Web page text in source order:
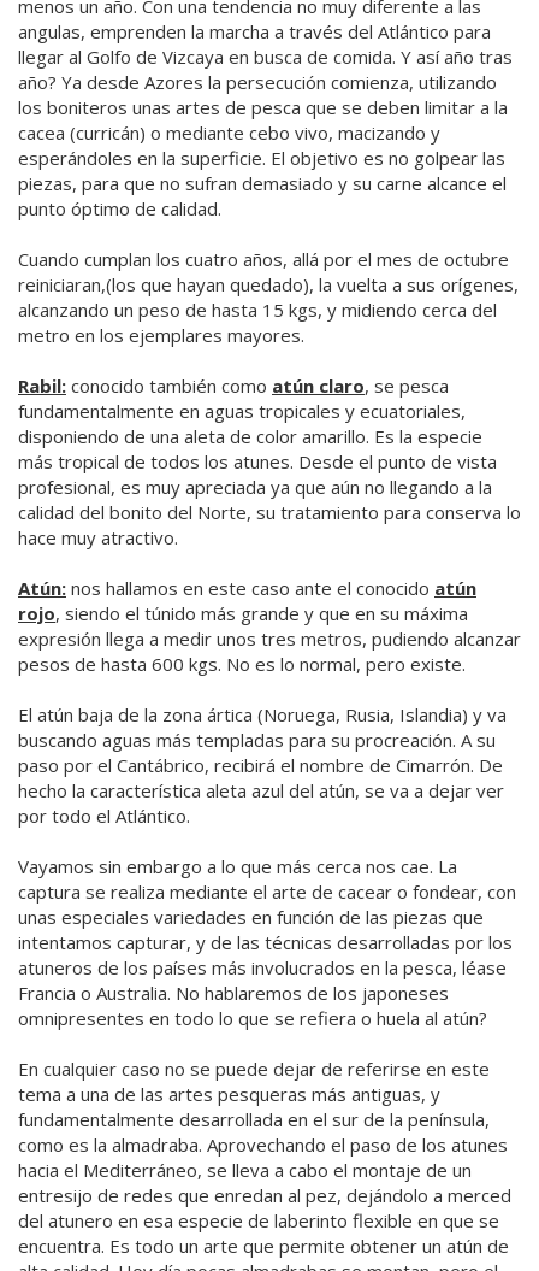
menos un año. Con una tendencia no muy diferente a las
angulas, emprenden la marcha a través del Atlántico para
llegar al Golfo de Vizcaya en busca de comida. Y así año tras
año? Ya desde Azores la persecución comienza, utilizando
los boniteros unas artes de pesca que se deben limitar a la
cacea (curricán) o mediante cebo vivo, macizando y
esperándoles en la superficie. El objetivo es no golpear las
piezas, para que no sufran demasiado y su carne alcance el
punto óptimo de calidad.
Cuando cumplan los cuatro años, allá por el mes de octubre
reiniciaran,(los que hayan quedado), la vuelta a sus orígenes,
alcanzando un peso de hasta 15 kgs, y midiendo cerca del
metro en los ejemplares mayores.
Rabil: conocido también como atún claro, se pesca
fundamentalmente en aguas tropicales y ecuatoriales,
disponiendo de una aleta de color amarillo. Es la especie
más tropical de todos los atunes. Desde el punto de vista
profesional, es muy apreciada ya que aún no llegando a la
calidad del bonito del Norte, su tratamiento para conserva lo
hace muy atractivo.
Atún: nos hallamos en este caso ante el conocido atún
rojo, siendo el túnido más grande y que en su máxima
expresión llega a medir unos tres metros, pudiendo alcanzar
pesos de hasta 600 kgs. No es lo normal, pero existe.
El atún baja de la zona ártica (Noruega, Rusia, Islandia) y va
buscando aguas más templadas para su procreación. A su
paso por el Cantábrico, recibirá el nombre de Cimarrón. De
hecho la característica aleta azul del atún, se va a dejar ver
por todo el Atlántico.
Vayamos sin embargo a lo que más cerca nos cae. La
captura se realiza mediante el arte de cacear o fondear, con
unas especiales variedades en función de las piezas que
intentamos capturar, y de las técnicas desarrolladas por los
atuneros de los países más involucrados en la pesca, léase
Francia o Australia. No hablaremos de los japoneses
omnipresentes en todo lo que se refiera o huela al atún?
En cualquier caso no se puede dejar de referirse en este
tema a una de las artes pesqueras más antiguas, y
fundamentalmente desarrollada en el sur de la península,
como es la almadraba. Aprovechando el paso de los atunes
hacia el Mediterráneo, se lleva a cabo el montaje de un
entresijo de redes que enredan al pez, dejándolo a merced
del atunero en esa especie de laberinto flexible en que se
encuentra. Es todo un arte que permite obtener un atún de